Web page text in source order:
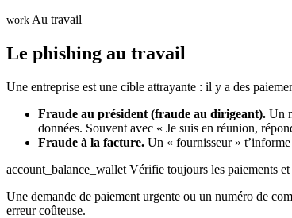
work Au travail
Le phishing au travail
Une entreprise est une cible attrayante : il y a des
Fraude au président (fraude au dirigeant). Un
données. Souvent avec « Je suis en réunion,
Fraude à la facture. Un « fournisseur »
account_balance_wallet Vérifie toujours les paiements
Une demande de paiement urgente ou un numéro de
erreur coûteuse.